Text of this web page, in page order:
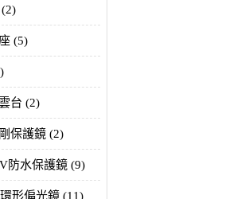
(5)
台 (2)
保護鏡 (2)
防水保護鏡 (9)
形偏光鏡 (11)